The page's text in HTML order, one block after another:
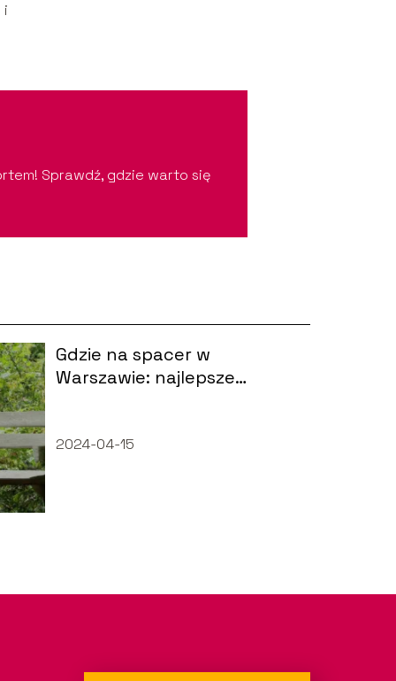
i
Sprawdź, gdzie warto się
Gdzie na spacer w
Warszawie: najlepsze
2024-04-15